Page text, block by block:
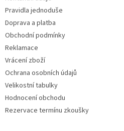
Pravidla jednoduše
Doprava a platba
Obchodní podmínky
Reklamace
Vrácení zboží
Ochrana osobních údajů
Velikostní tabulky
Hodnocení obchodu
Rezervace termínu zkoušky